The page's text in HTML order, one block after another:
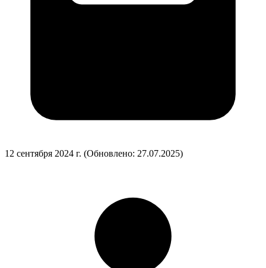
12 сентября 2024 г. (Обновлено: 27.07.2025)